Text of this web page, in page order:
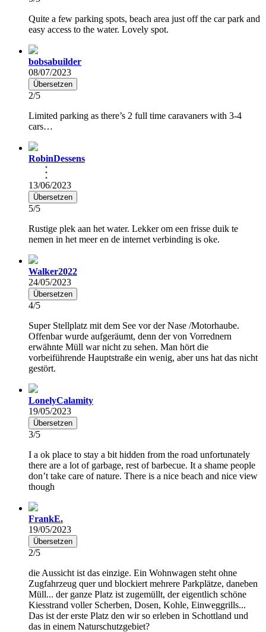
Quite a few parking spots, beach area just off the car park and
easy access to the water. Lovely spot.
bobsabuilder
08/07/2023
Übersetzen
2/5
Limited parking as there’s 2 full time caravaners with 3-4
cars…
RobinDessens
13/06/2023
Übersetzen
5/5
Rustige plek aan het water. Lekker om een frisse duik te
nemen in het meer en de internet verbinding is oke.
Walker2022
24/05/2023
Übersetzen
4/5
Super Stellplatz mit dem See vor der Nase /Motorhaube.
Offenbar wurde aufgeräumt, denn der von Vorrednern
erwähnte Müll war nicht zu sehen. Man hört die
vorbeiführende Hauptstraße ein wenig, aber uns hat das nicht
gestört.
LonelyCalamity
19/05/2023
Übersetzen
3/5
I a ok place to stay a bit hidden from the road unfortunately
there are a lot of garbage, rest of barbecue. It a shame people
don’t take care of nature. There is a nice beach and nice view
though
FrankE.
19/05/2023
Übersetzen
2/5
die Aussicht ist das einzige. Ein Wohnwagen steht ohne
Zugfahrzeug quer und blockiert mehrere Parkplätze, daneben
Müll... der ganze Platz ist zugemüllt, der eigentlich schöne
Kiesstrand voller Scherben, Dosen, Kohle, Einweggrills...
Das ist der erste Platz den wir so erleben in Schottland und
das in einem Naturschutzgebiet?